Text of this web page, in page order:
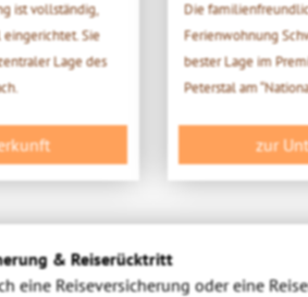
ist vollständig,
Sie
Lage des
Die
Ferienwohnung
bester Lage im
Peterstal am
zur
& Reiserücktritt
eine Reiseversicherung oder eine